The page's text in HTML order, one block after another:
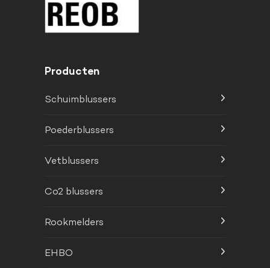
Producten
Schuimblussers
Poederblussers
Vetblussers
Co2 blussers
Rookmelders
EHBO